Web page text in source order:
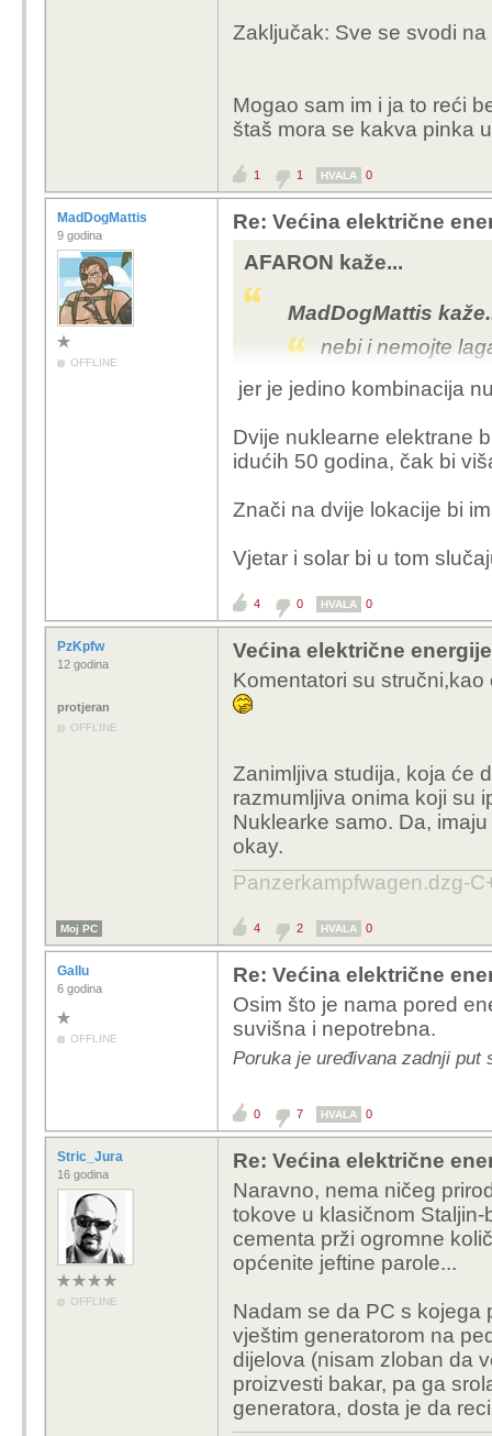
Zaključak: Sve se svodi
Mogao sam im i ja to reći
štaš mora se kakva pinka
1 1 HVALA 0
MadDogMattis
9 godina
OFFLINE
Re: Većina električne
AFARON kaže...
MadDogMattis
nebi i nemojte
Jedino sto može
Solarne ploče i
kompletan okoliš
jer je jedino kombinacija
Dvije nuklearne elektrane
idućih 50 godina, čak bi
Znači na dvije lokacije bi
Vjetar i solar bi u tom
4 0 HVALA 0
PzKpfw
12 godina
protjeran
OFFLINE
Većina električne
Komentatori su
Zanimljiva studija, koja će
razmumljiva onima koji su
Nuklearke samo. Da,
okay.
Panzerkampfwagen.dzg-
Moj PC 4 2 HVALA 0
Gallu
6 godina
OFFLINE
Re: Većina električne
Osim što je nama pored
suvišna i nepotrebna.
Poruka je uređivana zadnji put
0 7 HVALA 0
Stric_Jura
16 godina
OFFLINE
Re: Većina električne
Naravno, nema ničeg
tokove u klasičnom
cementa prži ogromne
općenite jeftine parole...
Nadam se da PC s kojega
vještim generatorom na
dijelova (nisam zloban da
proizvesti bakar, pa ga
generatora, dosta je da